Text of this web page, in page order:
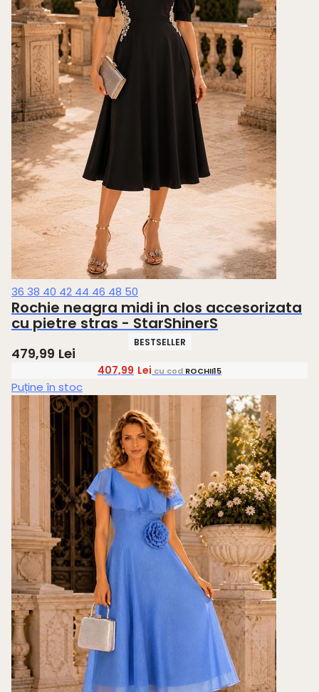
36 38 40 42 44 46 48 50
Rochie neagra midi in clos accesorizata
cu pietre stras - StarShinerS
BESTSELLER
479,99 Lei
407,99 Lei cu cod ROCHII15
Puține în stoc